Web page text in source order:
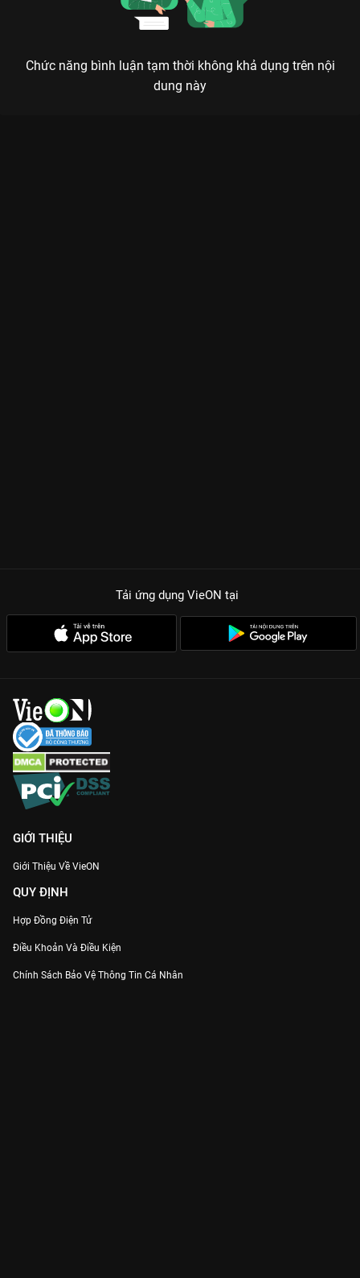
Chức năng bình luận tạm thời không khả dụng trên nội
dung này
Tải ứng dụng VieON tại
GIỚI THIỆU
Giới Thiệu Về VieON
QUY ĐỊNH
Hợp Đồng Điện Tử
Điều Khoản Và Điều Kiện
Chính Sách Bảo Vệ Thông Tin Cá Nhân